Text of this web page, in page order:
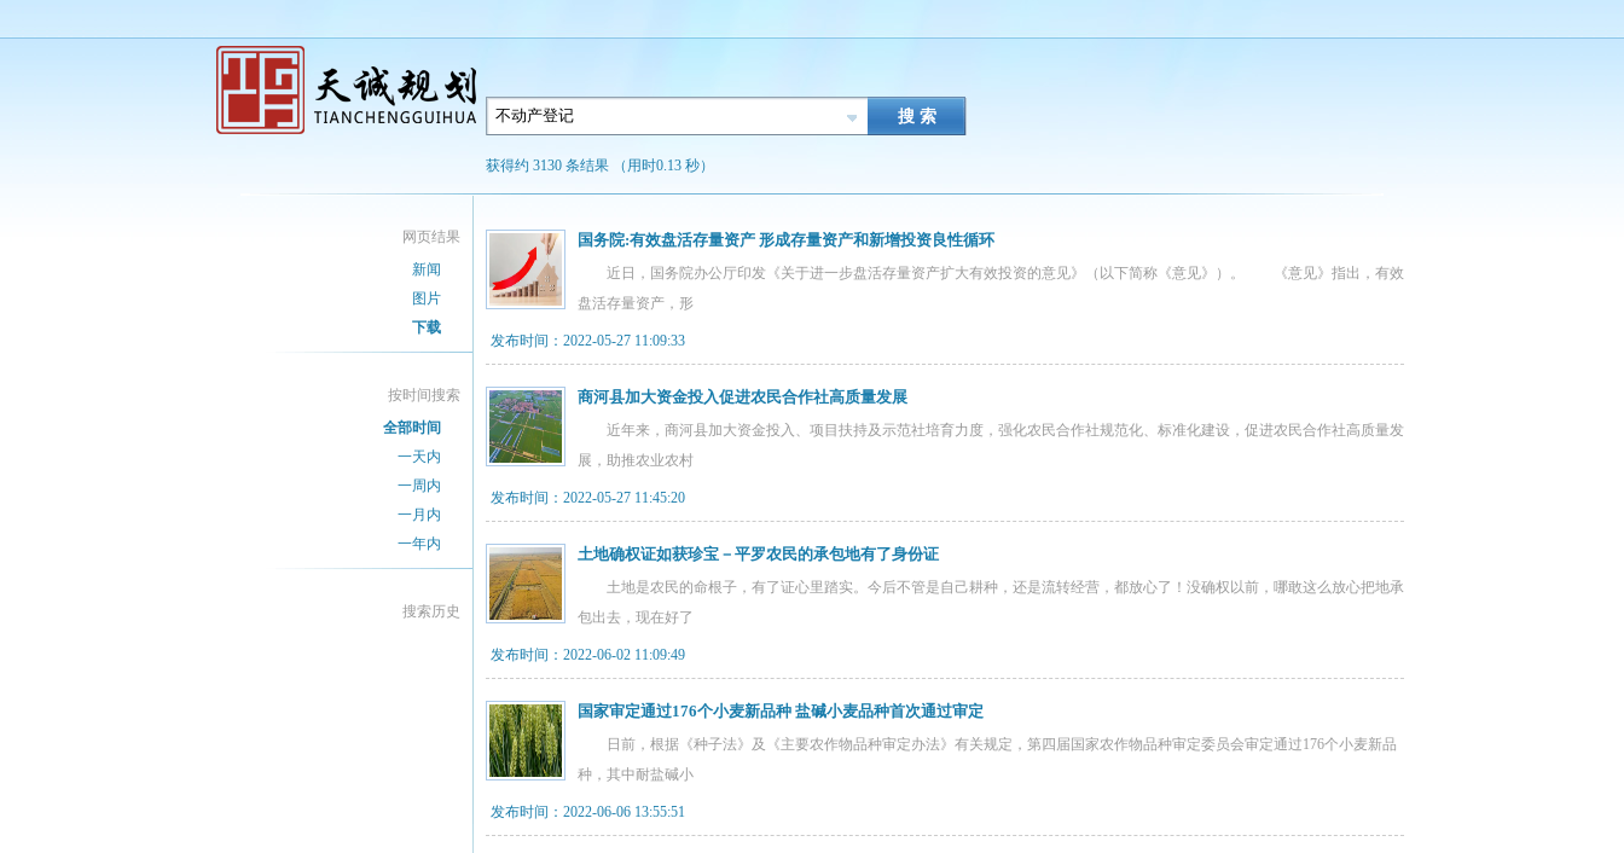
获得约 3130 条结果 （用时0.13 秒）
网页结果
新闻
图片
下载
按时间搜索
全部时间
一天内
一周内
一月内
一年内
搜索历史
国务院:有效盘活存量资产 形成存量资产和新增投资良性循环
近日，国务院办公厅印发《关于进一步盘活存量资产扩大有效投资的意见》（以下简称《意见》）。 《意见》指出，有效
盘活存量资产，形
发布时间：2022-05-27 11:09:33
商河县加大资金投入促进农民合作社高质量发展
近年来，商河县加大资金投入、项目扶持及示范社培育力度，强化农民合作社规范化、标准化建设，促进农民合作社高质量发
展，助推农业农村
发布时间：2022-05-27 11:45:20
土地确权证如获珍宝－平罗农民的承包地有了身份证
土地是农民的命根子，有了证心里踏实。今后不管是自己耕种，还是流转经营，都放心了！没确权以前，哪敢这么放心把地承
包出去，现在好了
发布时间：2022-06-02 11:09:49
国家审定通过176个小麦新品种 盐碱小麦品种首次通过审定
日前，根据《种子法》及《主要农作物品种审定办法》有关规定，第四届国家农作物品种审定委员会审定通过176个小麦新品
种，其中耐盐碱小
发布时间：2022-06-06 13:55:51